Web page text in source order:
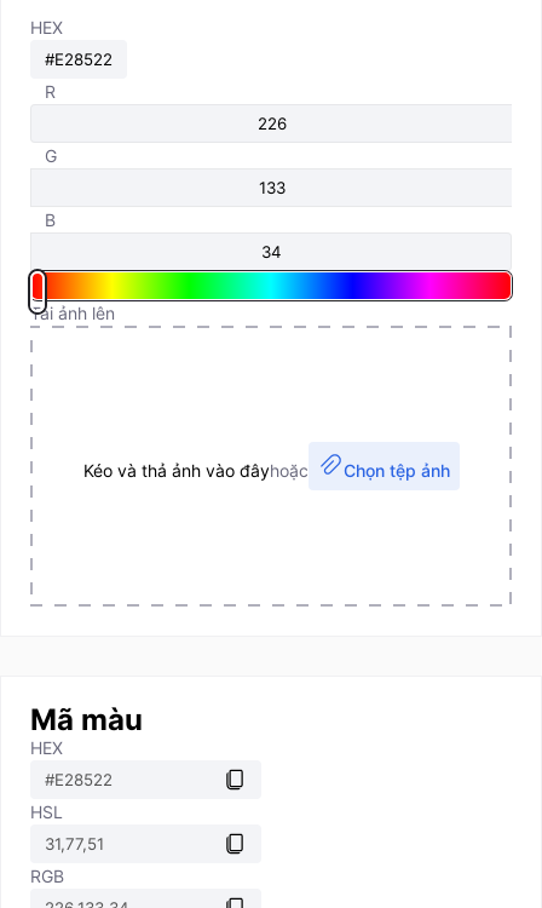
HEX
R
G
B
Tải ảnh lên
Kéo và thả ảnh vào đâyhoặc Chọn tệp ảnh
Mã màu
HEX
HSL
RGB